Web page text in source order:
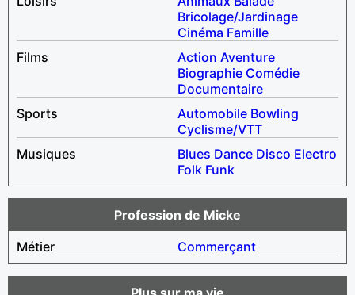
Bricolage/Jardinage
Cinéma Famille
Films
Action Aventure
Biographie Comédie
Documentaire
Sports
Automobile Bowling
Cyclisme/VTT
Musiques
Blues Dance Disco Electro
Folk Funk
Profession de Micke
Métier
Commerçant